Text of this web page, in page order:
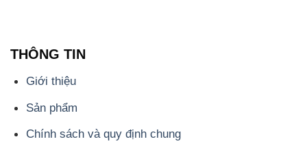
THÔNG TIN
Giới thiệu
Sản phẩm
Chính sách và quy định chung